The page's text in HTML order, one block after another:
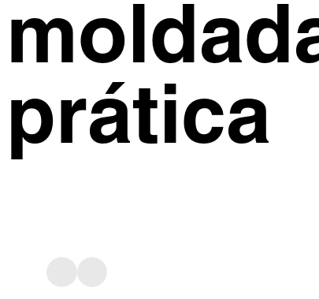
prática